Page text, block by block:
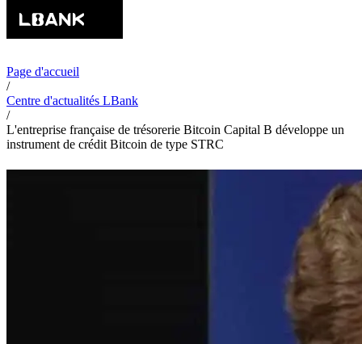
Page d'accueil
/
Centre d'actualités LBank
/
L'entreprise française de trésorerie Bitcoin Capital B développe un
instrument de crédit Bitcoin de type STRC